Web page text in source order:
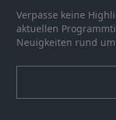
Verpasse keine
aktuellen
Neuigkeiten rund